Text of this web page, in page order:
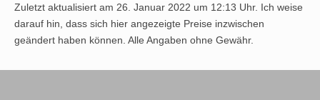
Zuletzt aktualisiert am 26. Januar 2022 um 12:13 Uhr. Ich weise
darauf hin, dass sich hier angezeigte Preise inzwischen
geändert haben können. Alle Angaben ohne Gewähr.